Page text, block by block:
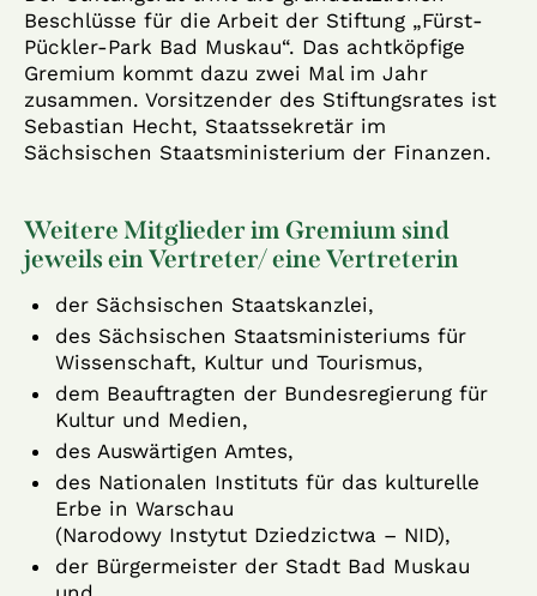
Beschlüsse für die Arbeit der Stiftung „Fürst-
Pückler-Park Bad Muskau“. Das achtköpfige
Gremium kommt dazu zwei Mal im Jahr
zusammen. Vorsitzender des Stiftungsrates ist
Sebastian Hecht, Staatssekretär im
Sächsischen Staatsministerium der Finanzen.
Weitere Mitglieder im Gremium sind
jeweils ein Vertreter/ eine Vertreterin
der Sächsischen Staatskanzlei,
des Sächsischen Staatsministeriums für
Wissenschaft, Kultur und Tourismus,
dem Beauftragten der Bundesregierung für
Kultur und Medien,
des Auswärtigen Amtes,
des Nationalen Instituts für das kulturelle
Erbe in Warschau
(Narodowy Instytut Dziedzictwa – NID),
der Bürgermeister der Stadt Bad Muskau